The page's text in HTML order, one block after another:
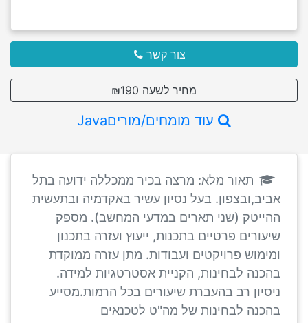
צור קשר
מחיר לשעה ₪190
עוד מומחים/מוריםJava
תאור מלא: מרצה בכיר ממכללה ידועה בתל
אביב,ובצפון. בעל נסיון עשיר באקדמיה ובתעשית
ההייטק (שני תארים במדעי המחשב). מספק
שיעורים פרטיים בתכנות, ייעוץ ועזרה בתכנון
ומימוש פרויקטים ועבודות. מתן עזרה ממוקדת
בהכנה לבחינות, הקניית אסטרטגיות למידה.
ניסיון רב בהעברת שיעורים בכל הרמות.מסייע
בהכנה לבחינות של מה"ט לטכנאים